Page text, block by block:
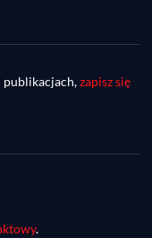
publikacjach,zapisz się
.